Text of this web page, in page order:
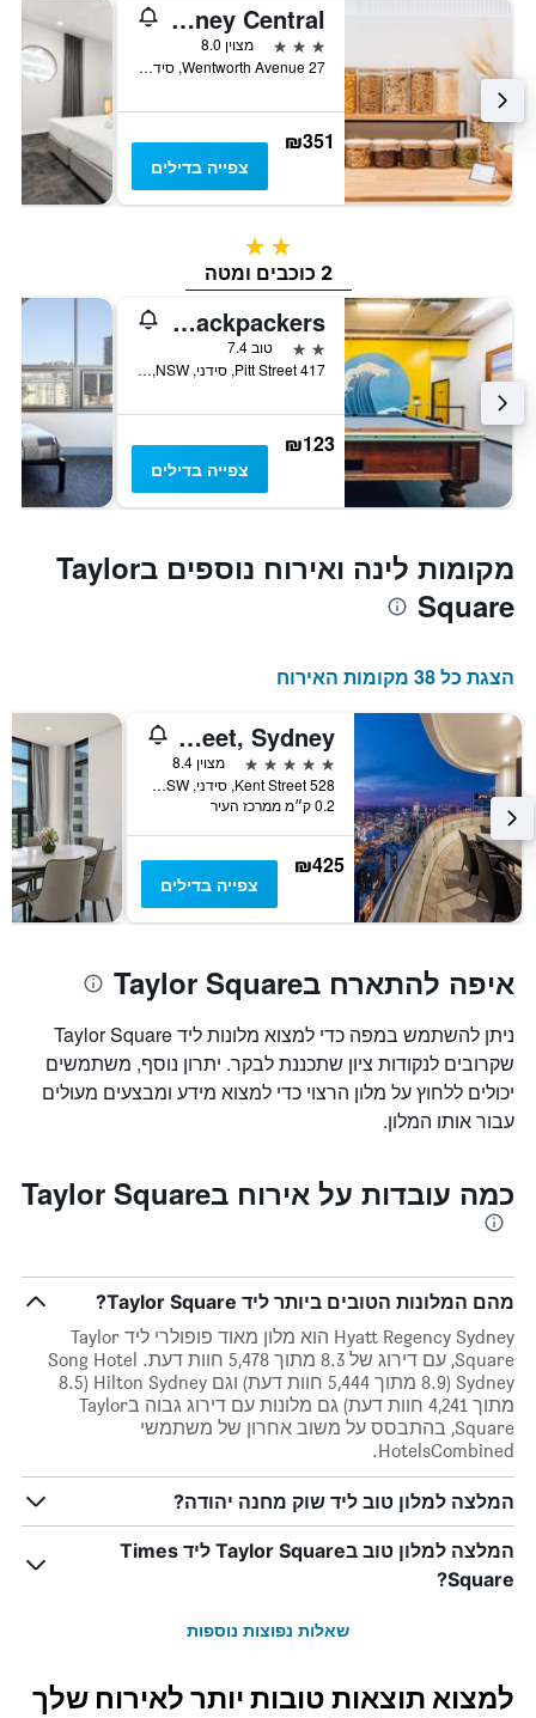
ibis Styles Sydney Central
3 כוכבים
מצוין 8.0
27 Wentworth Avenue, סידני, NSW, אוסטרליה
₪351
צפייה בדילים
2 כוכבים
2 כוכבים ומטה
Maze Backpackers
2 כוכבים
טוב 7.4
417 Pitt Street, סידני, NSW, אוסטרליה
₪123
צפייה בדילים
מקומות לינה ואירוח נוספים בTaylor
Square
הצגת כל 38 מקומות האירוח
Meriton Suites Kent Street, Sydney
5 כוכבים
מצוין 8.4
528 Kent Street, סידני, NSW, אוסטרליה
0.2 ק״מ ממרכז העיר
₪425
צפייה בדילים
איפה להתארח בTaylor Square
ניתן להשתמש במפה כדי למצוא מלונות ליד Taylor Square
שקרובים לנקודות ציון שתכננת לבקר. יתרון נוסף, משתמשים
יכולים ללחוץ על מלון הרצוי כדי למצוא מידע ומבצעים מעולים
עבור אותו המלון.
כמה עובדות על אירוח בTaylor Square
מהם המלונות הטובים ביותר ליד Taylor Square?
Hyatt Regency Sydney הוא מלון מאוד פופולרי ליד Taylor
Square, עם דירוג של 8.3 מתוך 5,478 חוות דעת. Song Hotel
Sydney (8.9 מתוך 5,444 חוות דעת) וגם Hilton Sydney (8.5
מתוך 4,241 חוות דעת) גם מלונות עם דירוג גבוה בTaylor
Square, בהתבסס על משוב אחרון של משתמשי
HotelsCombined.
המלצה למלון טוב ליד שוק מחנה יהודה?
המלצה למלון טוב בTaylor Square ליד Times
Square?
שאלות נפוצות נוספות
למצוא תוצאות טובות יותר לאירוח שלך